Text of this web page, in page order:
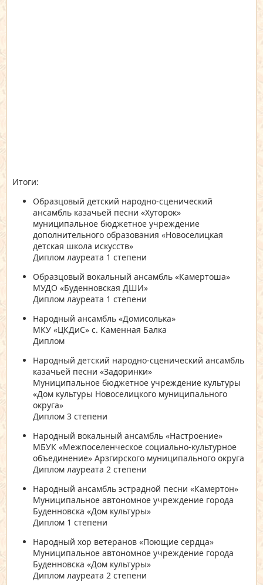
Итоги:
Образцовый детский народно-сценический
ансамбль казачьей песни «Хуторок»
муниципальное бюджетное учреждение
дополнительного образования «Новоселицкая
детская школа искусств»
Диплом лауреата 1 степени
Образцовый вокальный ансамбль «Камертоша»
МУДО «Буденновская ДШИ»
Диплом лауреата 1 степени
Народный ансамбль «Домисолька»
МКУ «ЦКДиС» с. Каменная Балка
Диплом
Народный детский народно-сценический ансамбль
казачьей песни «Задоринки»
Муниципальное бюджетное учреждение культуры
«Дом культуры Новоселицкого муниципального
округа»
Диплом 3 степени
Народный вокальный ансамбль «Настроение»
МБУК «Межпоселенческое социально-культурное
объединение» Арзгирского муниципального округа
Диплом лауреата 2 степени
Народный ансамбль эстрадной песни «Камертон»
Муниципальное автономное учреждение города
Буденновска «Дом культуры»
Диплом 1 степени
Народный хор ветеранов «Поющие сердца»
Муниципальное автономное учреждение города
Буденновска «Дом культуры»
Диплом лауреата 2 степени